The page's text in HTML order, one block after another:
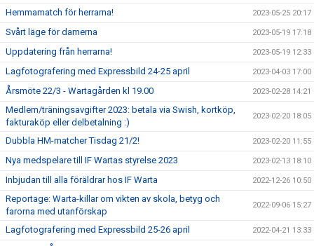
Hemmamatch för herrarna! 2023-05-25 20:17
Svårt läge för damerna 2023-05-19 17:18
Uppdatering från herrarna! 2023-05-19 12:33
Lagfotografering med Expressbild 24-25 april 2023-04-03 17:00
Årsmöte 22/3 - Wartagården kl 19.00 2023-02-28 14:21
Medlem/träningsavgifter 2023: betala via Swish, kortköp,
fakturaköp eller delbetalning :)
2023-02-20 18:05
Dubbla HM-matcher Tisdag 21/2! 2023-02-20 11:55
Nya medspelare till IF Wartas styrelse 2023 2023-02-13 18:10
Inbjudan till alla föräldrar hos IF Warta 2022-12-26 10:50
Reportage: Warta-killar om vikten av skola, betyg och
farorna med utanförskap
2022-09-06 15:27
Lagfotografering med Expressbild 25-26 april 2022-04-21 13:33